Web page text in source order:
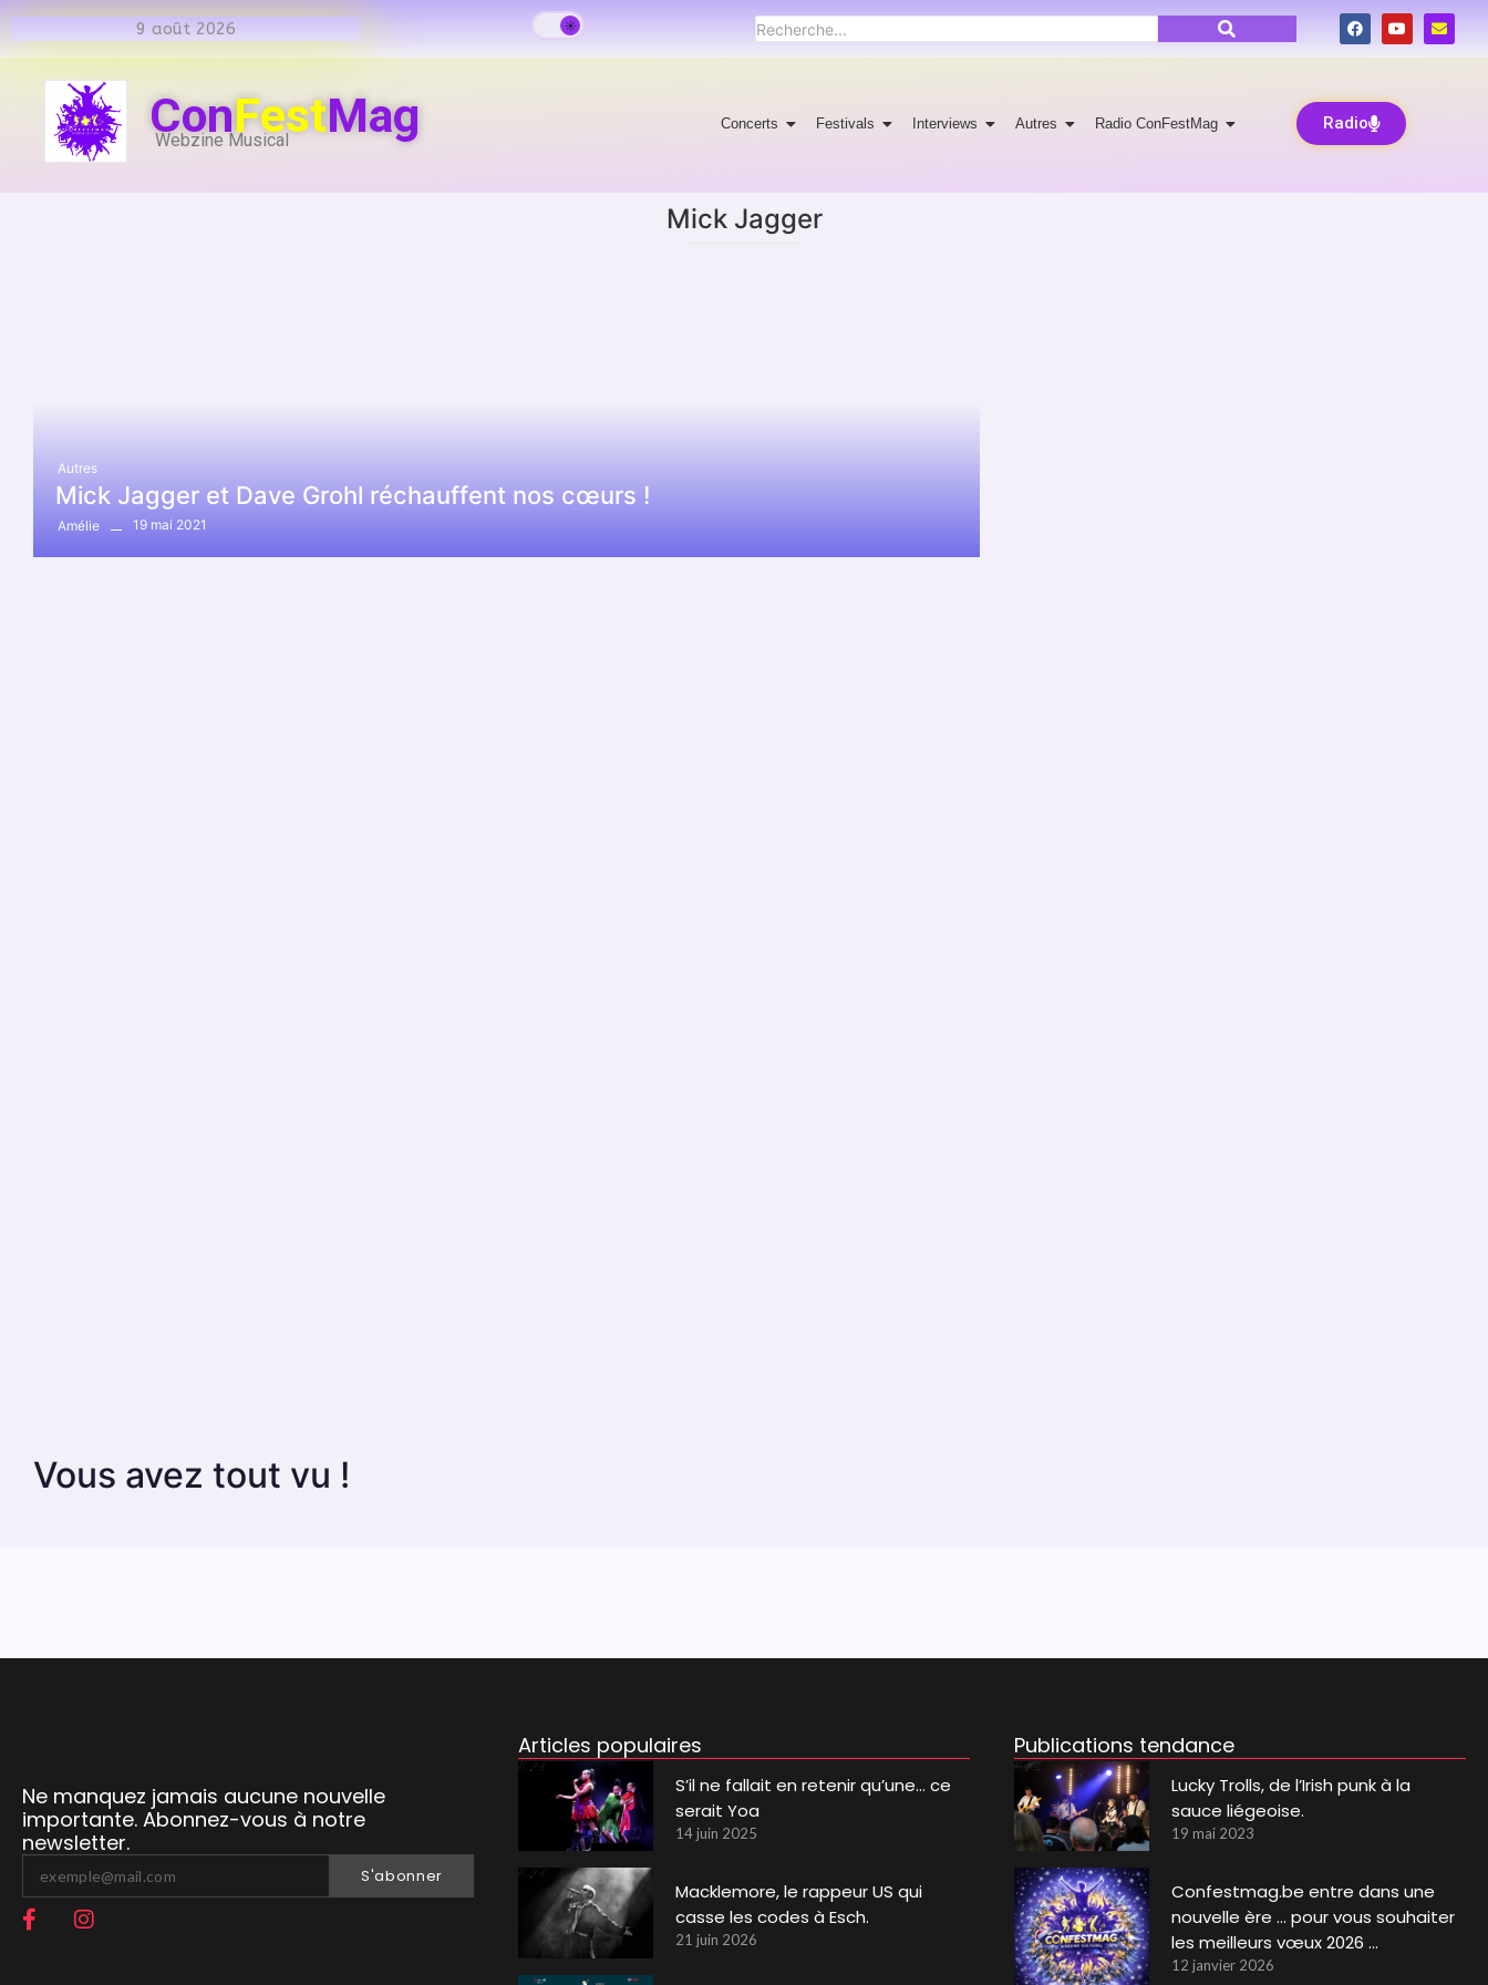
9 août 2026
ConFestMag
Webzine Musical
Concerts Festivals Interviews Autres Radio ConFestMag Radio
Mick Jagger
Autres
Mick Jagger et Dave Grohl réchauffent nos cœurs !
Amélie 19 mai 2021
Vous avez tout vu !
Ne manquez jamais aucune nouvelle
importante. Abonnez-vous à notre
newsletter.
S'abonner
Articles populaires
S’il ne fallait en retenir qu’une… ce
serait Yoa
14 juin 2025
Macklemore, le rappeur US qui
casse les codes à Esch.
21 juin 2026
Publications tendance
Lucky Trolls, de l’Irish punk à la
sauce liégeoise.
19 mai 2023
Confestmag.be entre dans une
nouvelle ère … pour vous souhaiter
les meilleurs vœux 2026 …
12 janvier 2026